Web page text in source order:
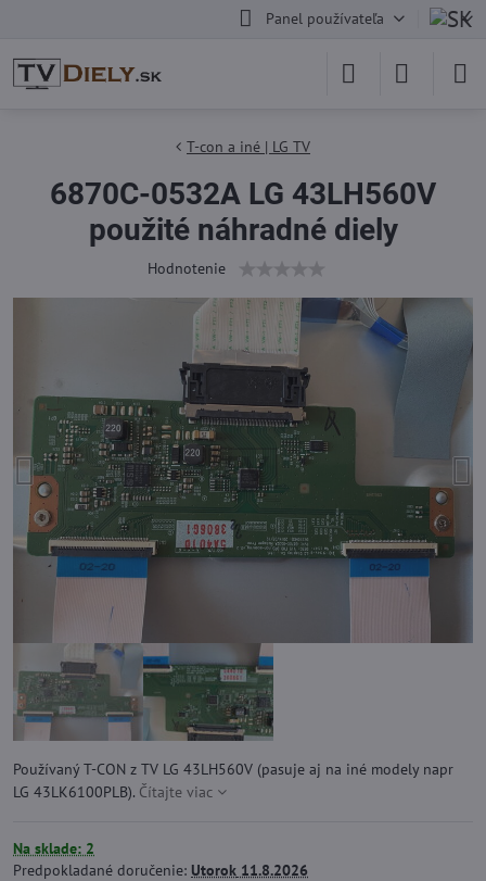
Panel používateľa
T-con a iné | LG TV
6870C-0532A LG 43LH560V
použité náhradné diely
Hodnotenie
Používaný T-CON z TV LG 43LH560V (pasuje aj na iné modely napr
LG 43LK6100PLB). Čítajte viac
Na sklade: 2
Predpokladané doručenie: Utorok 11.8.2026